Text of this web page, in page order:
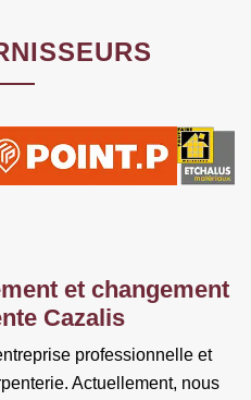
et changement
Cazalis
professionnelle et
Actuellement, nous